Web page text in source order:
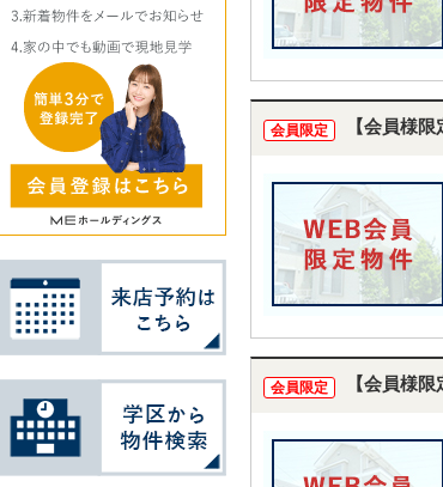
会員限定 【会員様限
会員限定 【会員様限